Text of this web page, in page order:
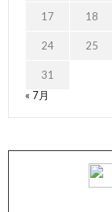
17 18
24 25
31
« 7月